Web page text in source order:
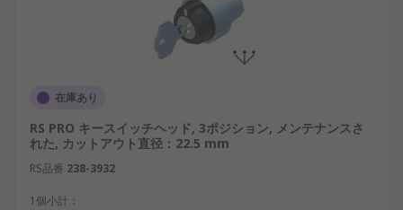
在庫あり
RS PRO キースイッチヘッド, 3ポジション, メンテナンスさ
れた, カットアウト直径：22.5 mm
RS品番 238-3932
1個小計：